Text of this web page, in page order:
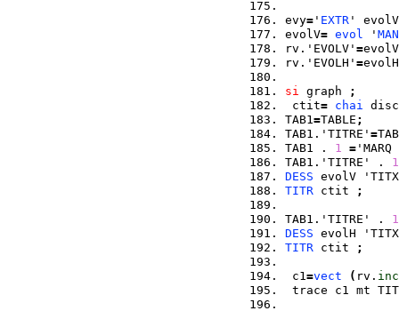
evy= ' EXTR '
evolV= evol '
rv.'EVOLV' =
rv.'EVOLH' =
si graph
;
ctit= chai
TAB1=TABLE ;
TAB1.'TITRE' =
TAB1 . 1 =
TAB1.'TITRE' . 1
DESS evolV
TITR ctit ;
TAB1.'TITRE' . 1
DESS evolH
TITR ctit ;
c1=vect ( rv.
trace c1 mt